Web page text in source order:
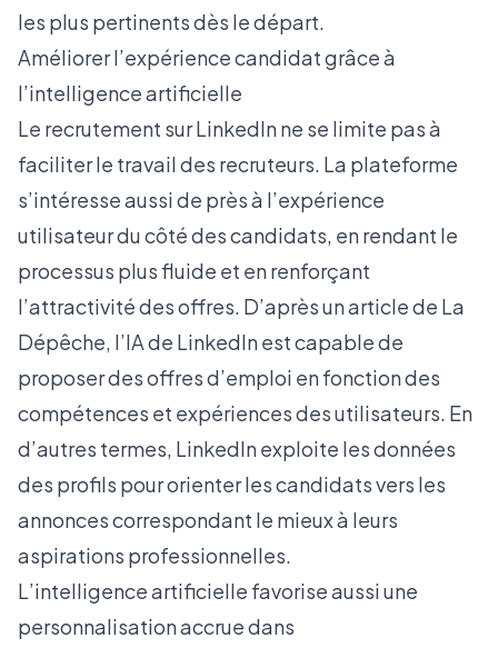
les plus pertinents dès le départ.
Améliorer l’expérience candidat grâce à
l’intelligence artificielle
Le recrutement sur LinkedIn ne se limite pas à
faciliter le travail des recruteurs. La plateforme
s’intéresse aussi de près à l’expérience
utilisateur du côté des candidats, en rendant le
processus plus fluide et en renforçant
l’attractivité des offres. D’après un article de La
Dépêche, l’IA de LinkedIn est capable de
proposer des offres d’emploi en fonction des
compétences et expériences des utilisateurs. En
d’autres termes, LinkedIn exploite les données
des profils pour orienter les candidats vers les
annonces correspondant le mieux à leurs
aspirations professionnelles.
L’intelligence artificielle favorise aussi une
personnalisation accrue dans